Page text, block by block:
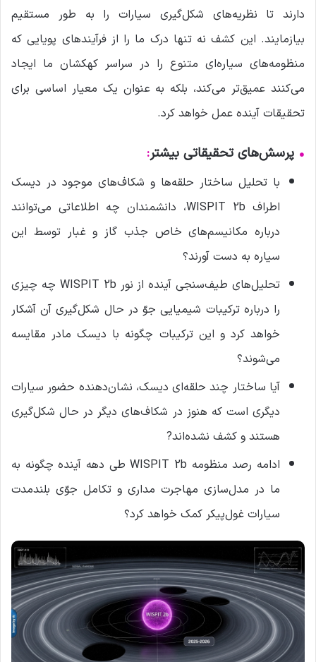
دارند تا نظریه‌های شکل‌گیری سیارات را به طور مستقیم
بیازمایند. این کشف نه تنها درک ما را از فرآیندهای پویایی که
منظومه‌های سیاره‌ای متنوع را در سراسر کهکشان ما ایجاد
می‌کنند عمیق‌تر می‌کند، بلکه به عنوان یک معیار اساسی برای
تحقیقات آینده عمل خواهد کرد.
• پرسش‌های تحقیقاتی بیشتر:
با تحلیل ساختار حلقه‌ها و شکاف‌های موجود در دیسک
اطراف WISPIT 2b، دانشمندان چه اطلاعاتی می‌توانند
درباره مکانیسم‌های خاص جذب گاز و غبار توسط این
سیاره به دست آورند؟
تحلیل‌های طیف‌سنجی آینده از نور WISPIT 2b چه چیزی
را درباره ترکیبات شیمیایی جوّ در حال شکل‌گیری آن آشکار
خواهد کرد و این ترکیبات چگونه با دیسک مادر مقایسه
می‌شوند؟
آیا ساختار چند حلقه‌ای دیسک، نشان‌دهنده حضور سیارات
دیگری است که هنوز در شکاف‌های دیگر در حال شکل‌گیری
هستند و کشف نشده‌اند?
ادامه رصد منظومه WISPIT 2b طی دهه آینده چگونه به
ما در مدل‌سازی مهاجرت مداری و تکامل جوّی بلندمدت
سیارات غول‌پیکر کمک خواهد کرد؟